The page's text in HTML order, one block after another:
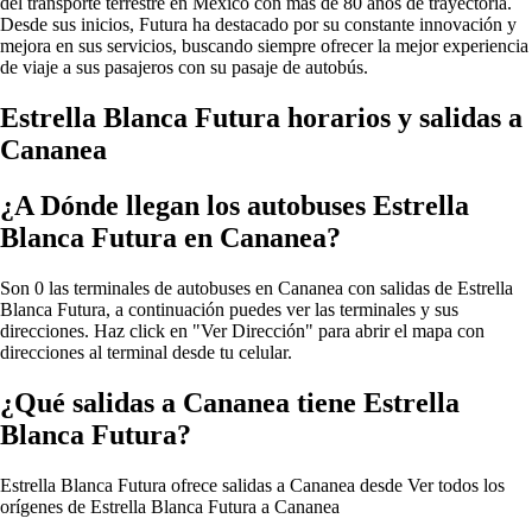
Desde sus inicios, Futura ha destacado por su constante innovación y
mejora en sus servicios, buscando siempre ofrecer la mejor experiencia
de viaje a sus pasajeros con su pasaje de autobús.
Estrella Blanca Futura horarios y salidas a
Cananea
¿A Dónde llegan los autobuses Estrella
Blanca Futura en Cananea?
Son 0 las terminales de autobuses en Cananea con salidas de Estrella
Blanca Futura, a continuación puedes ver las terminales y sus
direcciones. Haz click en "Ver Dirección" para abrir el mapa con
direcciones al terminal desde tu celular.
¿Qué salidas a Cananea tiene Estrella
Blanca Futura?
Estrella Blanca Futura ofrece salidas a Cananea desde Ver todos los
orígenes de Estrella Blanca Futura a Cananea